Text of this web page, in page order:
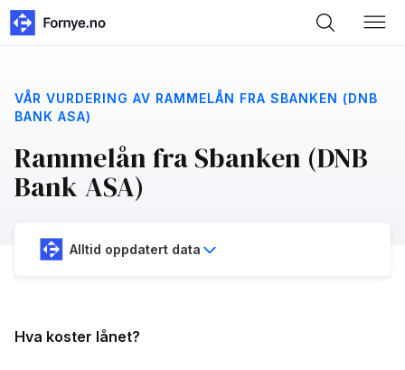
VÅR VURDERING AV RAMMELÅN FRA SBANKEN (DNB
BANK ASA)
Rammelån fra Sbanken (DNB
Bank ASA)
Alltid oppdatert data
Hva koster lånet?